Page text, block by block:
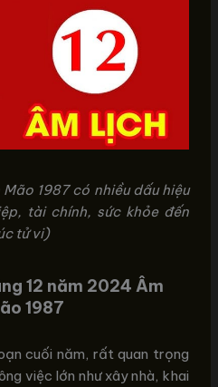
1987 có nhiều dấu hiệu
tài chính, sức khỏe đến
tử vi)
12 năm 2024 Âm
1987
cuối năm, rất quan trọng
việc lớn như xây nhà, khai